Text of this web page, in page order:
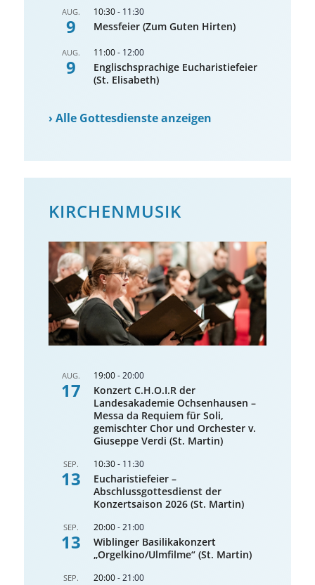
AUG.
9
10:30- 11:30
Messfeier (Zum Guten Hirten)
AUG.
9
11:00- 12:00
Englischsprachige Eucharistiefeier
(St. Elisabeth)
›Alle Gottesdienste anzeigen
KIRCHENMUSIK
AUG.
17
19:00-20:00
Konzert C.H.O.I.R der
Landesakademie Ochsenhausen –
Messa da Requiem für Soli,
gemischter Chor und Orchester v.
Giuseppe Verdi (St. Martin)
SEP.
13
10:30- 11:30
Eucharistiefeier –
Abschlussgottesdienst der
Konzertsaison 2026 (St. Martin)
SEP.
13
20:00-21:00
Wiblinger Basilikakonzert
„Orgelkino/Ulmfilme“ (St. Martin)
SEP. 20:00-21:00